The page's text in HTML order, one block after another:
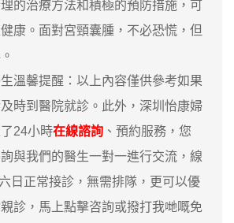
治療方法和積極的預防措施，可
康。面對宮頸囊腫，不必恐慌，但
馨提醒：以上內容僅供參考如果
時到醫院就診。此外，深圳怡康婦
24小時在線諮詢 、預約服務，您
與我們的醫生一對一進行交流，線
六日正常接診，無需排隊，更可以優
診，馬上點擊咨詢或撥打我哋嘅免